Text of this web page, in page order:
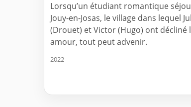
Lorsqu’un étudiant romantique
Jouy-en-Josas, le village dans lequel
(Drouet) et Victor (Hugo) ont décliné
amour, tout peut advenir.
2022